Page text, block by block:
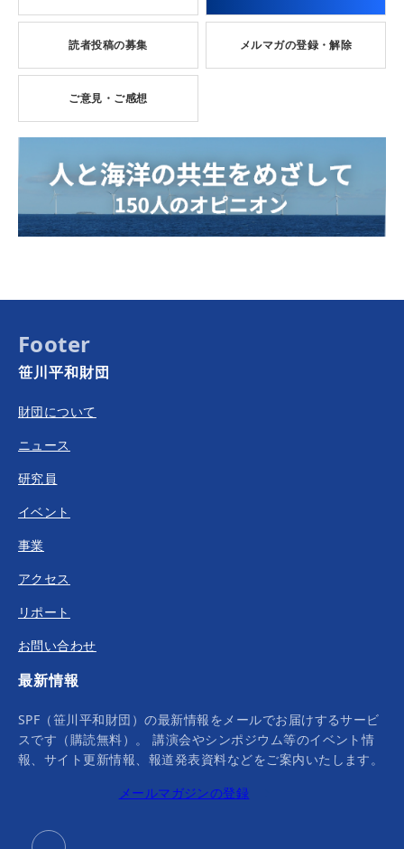
読者投稿の募集 メルマガの登録・解除
ご意見・ご感想
Footer
笹川平和財団
財団について
ニュース
研究員
イベント
事業
アクセス
リポート
お問い合わせ
最新情報
SPF（笹川平和財団）の最新情報をメールでお届けするサービ
スです（購読無料）。 講演会やシンポジウム等のイベント情
報、サイト更新情報、報道発表資料などをご案内いたします。
メールマガジンの登録